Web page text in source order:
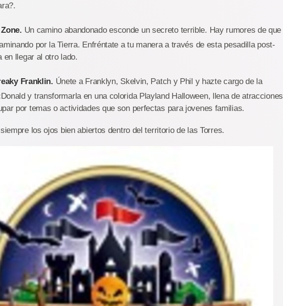
Un camino abandonado esconde un secreto terrible. Hay rumores de que
por la Tierra. Enfréntate a tu manera a través de esta pesadilla post-
en llegar al otro lado.
Franklin. Únete a Franklyn, Skelvin, Patch y Phil y hazte cargo de la
y transformarla en una colorida Playland Halloween, llena de atracciones
por temas o actividades que son perfectas para jovenes familias.
los ojos bien abiertos dentro del territorio de las Torres.